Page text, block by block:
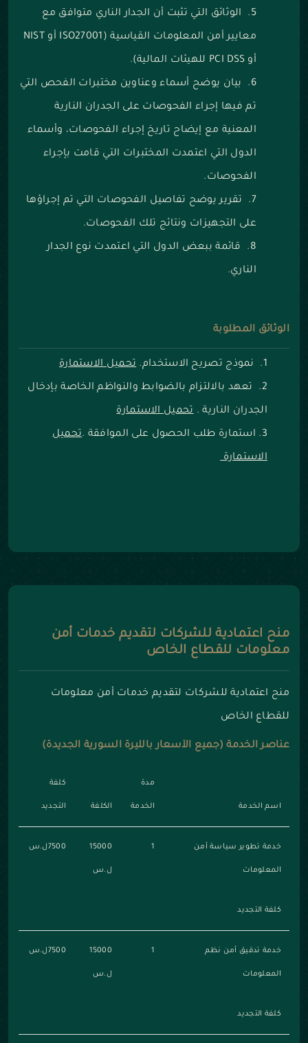
‌الوثائق التي تثبت أن الجدار الناري متوافق مع
معايير أمن المعلومات القياسية (ISO27001 أو NIST
أو PCI DSS للهيئات المالية).
‌بيان يوضح أسماء وعناوين مختبرات الفحص التي
تم فيها إجراء الفحوصات على الجدران النارية
المعنية مع إيضاح تاريخ إجراء الفحوصات، وأسماء
الدول التي اعتمدت المختبرات التي قامت بإجراء
الفحوصات.
تقرير يوضح تفاصيل الفحوصات التي تم إجراؤها
على التجهيزات ونتائج تلك الفحوصات.
قائمة ببعض الدول التي اعتمدت نوع الجدار
الناري.
الوثائق المطلوبة
نموذج تصريح الاستخدام.تحميل الاستمارة
تعهد بالالتزام بالضوابط والنواظم الخاصة بإدخال
الجدران النارية .تحميل الاستمارة
استمارة طلب الحصول على الموافقة .تحميل
الاستمارة
منح اعتمادية للشركات لتقديم خدمات أمن
معلومات للقطاع الخاص
منح اعتمادية للشركات لتقديم خدمات أمن معلومات
للقطاع الخاص
عناصر الخدمة (جميع الأسعار بالليرة السورية الجديدة)
اسم الخدمة
مدة
الخدمة الكلفة
كلفة
التجديد
خدمة تطوير سياسة أمن
المعلومات
1
15000
ل.س
7500ل.س
كلفة التجديد
خدمة تدقيق أمن نظم
المعلومات
1
15000
ل.س
7500ل.س
كلفة التجديد